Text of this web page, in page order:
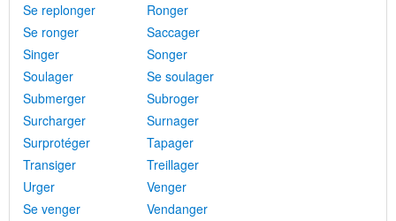
Se replonger
Ronger
Se ronger
Saccager
Singer
Songer
Soulager
Se soulager
Submerger
Subroger
Surcharger
Surnager
Surprotéger
Tapager
Transiger
Treillager
Urger
Venger
Se venger
Vendanger